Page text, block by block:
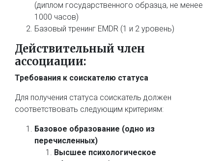
(диплом государственного образца, не менее
1000 часов)
Базовый тренинг EMDR (1 и 2 уровень)
Действительный член
ассоциации:
Требования к соискателю статуса
Для получения статуса соискатель должен
соответствовать следующим критериям:
Базовое образование (одно из
перечисленных)
Высшее психологическое